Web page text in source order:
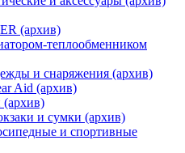
(архив)
теплообменником
и снаряжения (архив)
Aid (архив)
и сумки (архив)
и спортивные